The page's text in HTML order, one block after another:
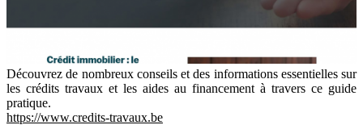
Découvrez de nombreux conseils et des informations essentielles sur
les crédits travaux et les aides au financement à travers ce guide
pratique.
https://www.credits-travaux.be